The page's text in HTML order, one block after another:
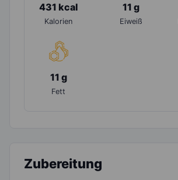
431 kcal
Kalorien
11 g
Eiweiß
11 g
Fett
Zubereitung